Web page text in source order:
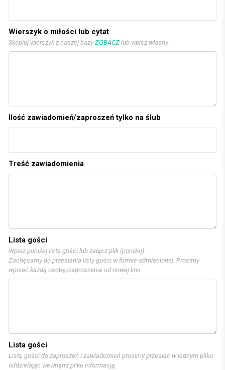
Wierszyk o miłości lub cytat
Skopiuj wierszyk z naszej bazy ZOBACZ lub wpisz własny
Ilość zawiadomień/zaproszeń tylko na ślub
Treść zawiadomienia
Lista gości
Wpisz poniżej listę gości lub załącz plik (poniżej).
Zachęcamy do przesłania listy gości w formie odmienionej. Prosimy
wpisać każdą osobę/zaproszenie od nowej linii.
Lista gości
Listę gości do zaproszeń i zawiadomień prosimy przesłać w jednym pliku
oddzielając wewnątrz pliku informacją.